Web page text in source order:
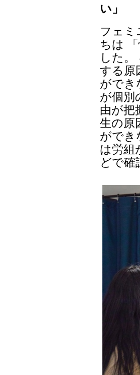
い」
フェミ
ちは
した
する原
ができ
が個別
由が把
生の原
ができ
は労組
どで確